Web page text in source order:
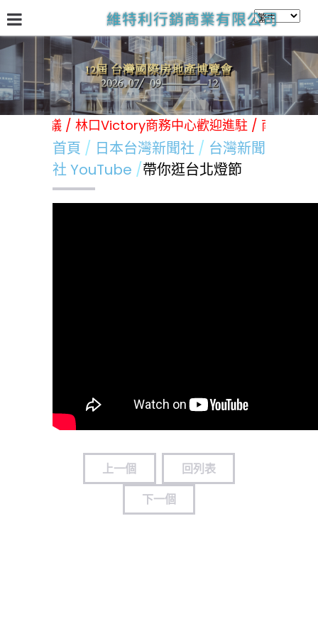
維特利行銷商業有限公司
關於我們 台灣國際房地產展 林口Victory商務中心 日
動 會議 / 林口Victory商務中心歡迎進駐 / 南投海
首頁 日本台灣新聞社
台灣新聞
社 YouTube
帶你逛台北燈節
上一個
回列表
下一個